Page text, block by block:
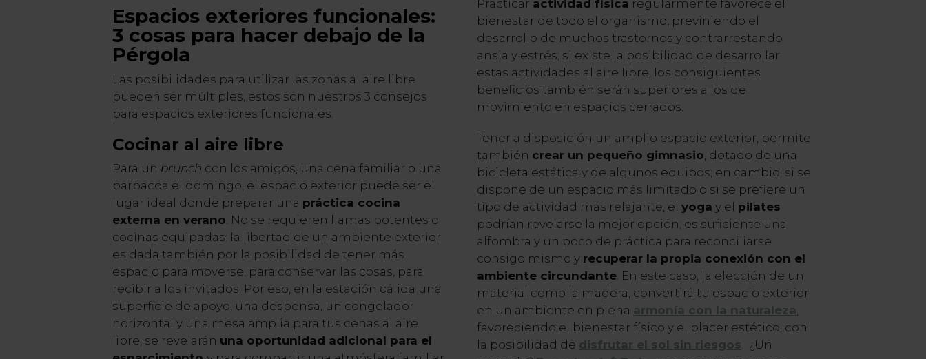
Espacios exteriores funcionales:
3 cosas para hacer debajo de la
Pérgola
Las posibilidades para utilizar las zonas al aire libre
pueden ser múltiples, estos son nuestros 3 consejos
para espacios exteriores funcionales.
Cocinar al aire libre
Para un brunch con los amigos, una cena familiar o una
barbacoa el domingo, el espacio exterior puede ser el
lugar ideal donde preparar una práctica cocina
externa en verano . No se requieren llamas potentes o
cocinas equipadas: la libertad de un ambiente exterior
es dada también por la posibilidad de tener más
espacio para moverse, para conservar las cosas, para
recibir a los invitados. Por eso, en la estación cálida una
superficie de apoyo, una despensa, un congelador
horizontal y una mesa amplia para tus cenas al aire
libre, se revelarán una oportunidad adicional para el
Practicar actividad física regularmente favorece el
bienestar de todo el organismo, previniendo el
desarrollo de muchos trastornos y contrarrestando
ansia y estrés; si existe la posibilidad de desarrollar
estas actividades al aire libre, los consiguientes
beneficios también serán superiores a los del
movimiento en espacios cerrados.
Tener a disposición un amplio espacio exterior, permite
también crear un pequeño gimnasio , dotado de una
bicicleta estática y de algunos equipos; en cambio, si se
dispone de un espacio más limitado o si se prefiere un
tipo de actividad más relajante, el yoga y el pilates
podrían revelarse la mejor opción; es suficiente una
alfombra y un poco de práctica para reconciliarse
consigo mismo y recuperar la propia conexión con el
ambiente circundante. En este caso, la elección de un
material como la madera, convertirá tu espacio exterior
en un ambiente en plena armonía con la naturaleza
favoreciendo el bienestar físico y el placer estético, con
la posibilidad de disfrutar el sol sin riesgos . ¿Un